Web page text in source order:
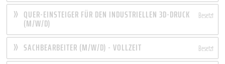
QUER-EINSTEIGER FÜR DEN INDUSTRIELLEN 3D-DRUCK
(M/W/D)
Besetzt
SACHBEARBEITER (M/W/D) - VOLLZEIT Besetzt